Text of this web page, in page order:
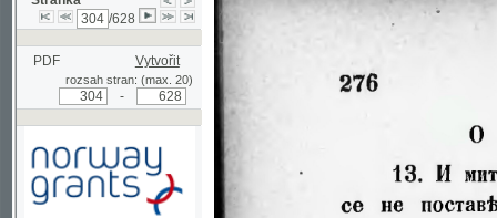
PDF Vytvořit
rozsah stran: (max. 20)
Podpořeno grantem z Norska
prostřednictvím Norského